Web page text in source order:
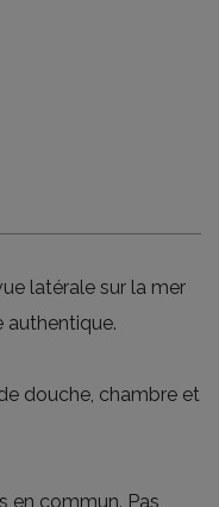
latérale sur la mer
authentique.
douche, chambre et
en commun. Pas